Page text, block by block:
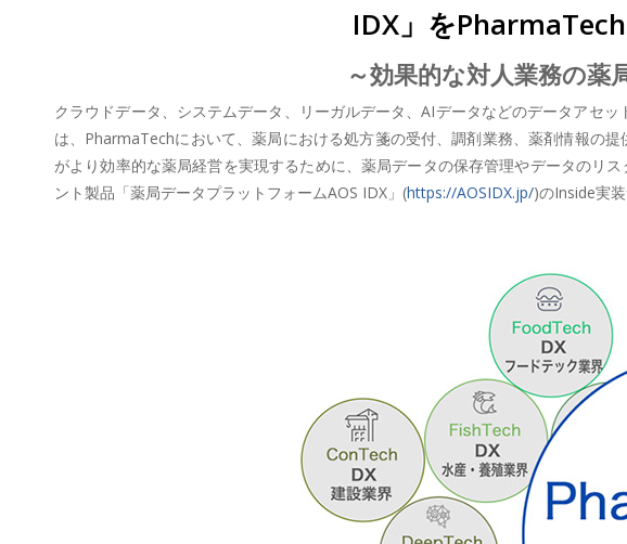
IDX」を
～効果的な対人業務の
クラウドデータ、システムデータ、リーガルデータ、AIデータなどのデータアセ
は、PharmaTechにおいて、薬局における処方箋の受付、調剤業務、薬剤情報の
がより効率的な薬局経営を実現するために、薬局データの保存管理やデータのリ
ント製品「薬局データプラットフォームAOS IDX」(https://AOSIDX.jp/)のInside実